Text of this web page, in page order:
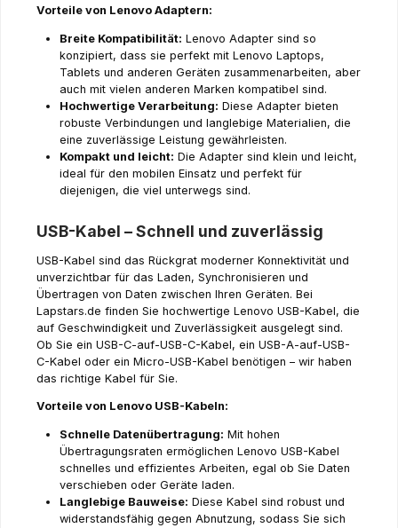
Vorteile von Lenovo Adaptern:
Breite Kompatibilität: Lenovo Adapter sind so
konzipiert, dass sie perfekt mit Lenovo Laptops,
Tablets und anderen Geräten zusammenarbeiten, aber
auch mit vielen anderen Marken kompatibel sind.
Hochwertige Verarbeitung: Diese Adapter bieten
robuste Verbindungen und langlebige Materialien, die
eine zuverlässige Leistung gewährleisten.
Kompakt und leicht: Die Adapter sind klein und leicht,
ideal für den mobilen Einsatz und perfekt für
diejenigen, die viel unterwegs sind.
USB-Kabel – Schnell und zuverlässig
USB-Kabel sind das Rückgrat moderner Konnektivität und
unverzichtbar für das Laden, Synchronisieren und
Übertragen von Daten zwischen Ihren Geräten. Bei
Lapstars.de finden Sie hochwertige Lenovo USB-Kabel, die
auf Geschwindigkeit und Zuverlässigkeit ausgelegt sind.
Ob Sie ein USB-C-auf-USB-C-Kabel, ein USB-A-auf-USB-
C-Kabel oder ein Micro-USB-Kabel benötigen – wir haben
das richtige Kabel für Sie.
Vorteile von Lenovo USB-Kabeln:
Schnelle Datenübertragung: Mit hohen
Übertragungsraten ermöglichen Lenovo USB-Kabel
schnelles und effizientes Arbeiten, egal ob Sie Daten
verschieben oder Geräte laden.
Langlebige Bauweise: Diese Kabel sind robust und
widerstandsfähig gegen Abnutzung, sodass Sie sich